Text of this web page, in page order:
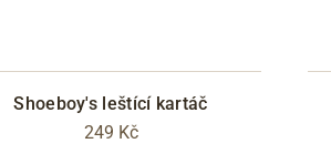
Shoeboy's leštící kartáč
249 Kč